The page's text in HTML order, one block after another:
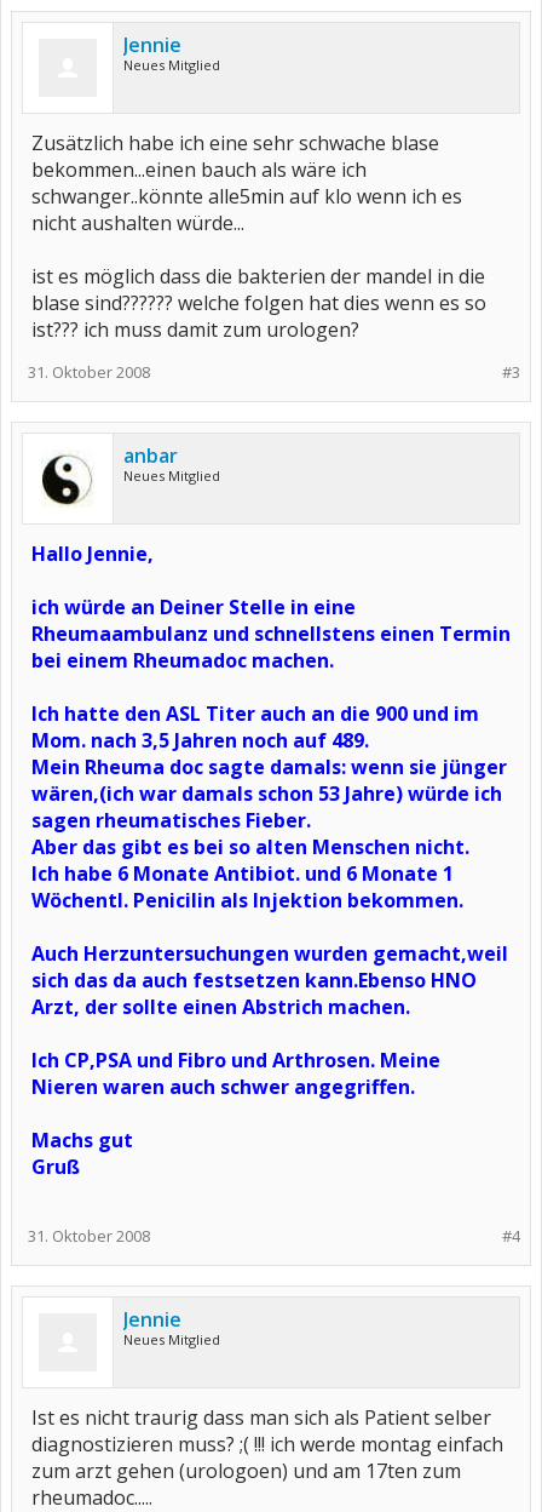
Jennie
Neues Mitglied
Zusätzlich habe ich eine sehr schwache blase
bekommen...einen bauch als wäre ich
schwanger..könnte alle5min auf klo wenn ich es
nicht aushalten würde...
ist es möglich dass die bakterien der mandel in die
blase sind?????? welche folgen hat dies wenn es so
ist??? ich muss damit zum urologen?
#3
31. Oktober 2008
anbar
Neues Mitglied
Hallo Jennie,
ich würde an Deiner Stelle in eine
Rheumaambulanz und schnellstens einen Termin
bei einem Rheumadoc machen.
Ich hatte den ASL Titer auch an die 900 und im
Mom. nach 3,5 Jahren noch auf 489.
Mein Rheuma doc sagte damals: wenn sie jünger
wären,(ich war damals schon 53 Jahre) würde ich
sagen rheumatisches Fieber.
Aber das gibt es bei so alten Menschen nicht.
Ich habe 6 Monate Antibiot. und 6 Monate 1
Wöchentl. Penicilin als Injektion bekommen.
Auch Herzuntersuchungen wurden gemacht,weil
sich das da auch festsetzen kann.Ebenso HNO
Arzt, der sollte einen Abstrich machen.
Ich CP,PSA und Fibro und Arthrosen. Meine
Nieren waren auch schwer angegriffen.
Machs gut
Gruß
#4
31. Oktober 2008
Jennie
Neues Mitglied
Ist es nicht traurig dass man sich als Patient selber
diagnostizieren muss? ;( !!! ich werde montag einfach
zum arzt gehen (urologoen) und am 17ten zum
rheumadoc.....